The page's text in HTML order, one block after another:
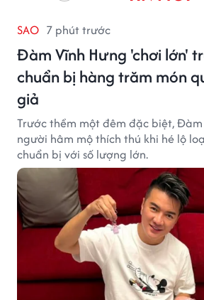
SAO 7 phút trước
Đàm Vĩnh Hưng 'chơi lớn'
chuẩn bị hàng trăm món
giả
Trước thềm một đêm đặc biệt, Đàm
người hâm mộ thích thú khi hé lộ
chuẩn bị với số lượng lớn.